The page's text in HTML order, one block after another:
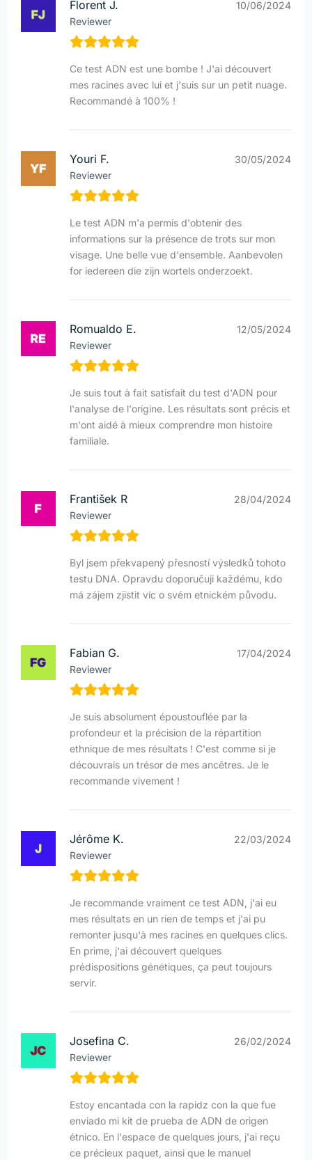
Florent J.
Reviewer
10/06/2024
Ce test ADN est une bombe ! J'ai découvert
mes racines avec lui et j'suis sur un petit nuage.
Recommandé à 100% !
Youri F.
Reviewer
30/05/2024
Le test ADN m'a permis d'obtenir des
informations sur la présence de trots sur mon
visage. Une belle vue d'ensemble. Aanbevolen
for iedereen die zijn wortels onderzoekt.
Romualdo E.
Reviewer
12/05/2024
Je suis tout à fait satisfait du test d'ADN pour
l'analyse de l'origine. Les résultats sont précis et
m'ont aidé à mieux comprendre mon histoire
familiale.
František R
Reviewer
28/04/2024
Byl jsem překvapený přesností výsledků tohoto
testu DNA. Opravdu doporučuji každému, kdo
má zájem zjistit víc o svém etnickém původu.
Fabian G.
Reviewer
17/04/2024
Je suis absolument époustouflée par la
profondeur et la précision de la répartition
ethnique de mes résultats ! C'est comme si je
découvrais un trésor de mes ancêtres. Je le
recommande vivement !
Jérôme K.
Reviewer
22/03/2024
Je recommande vraiment ce test ADN, j'ai eu
mes résultats en un rien de temps et j'ai pu
remonter jusqu'à mes racines en quelques clics.
En prime, j'ai découvert quelques
prédispositions génétiques, ça peut toujours
servir.
Josefina C.
Reviewer
26/02/2024
Estoy encantada con la rapidz con la que fue
enviado mi kit de prueba de ADN de origen
étnico. En l'espace de quelques jours, j'ai reçu
ce précieux paquet, ainsi que le manuel